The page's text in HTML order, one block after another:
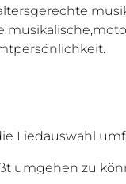
Liedauswahl
umgehen zu